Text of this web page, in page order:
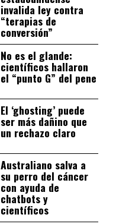
invalida ley contra
“terapias de
conversión”
No es el glande:
científicos hallaron
el “punto G” del pene
El ‘ghosting’ puede
ser más dañino que
un rechazo claro
Australiano salva a
su perro del cáncer
con ayuda de
chatbots y
científicos